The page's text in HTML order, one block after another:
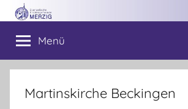
Zum
Inhalt
springen
Ev.
Kirchengemeinde
Merzig
Menü
Martinskirche Beckingen